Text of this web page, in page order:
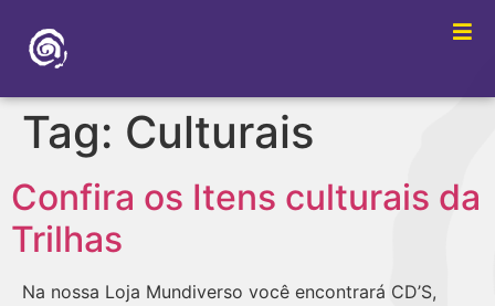
Tag: Culturais
Confira os Itens culturais da
Trilhas
Na nossa Loja Mundiverso você encontrará CD’S,